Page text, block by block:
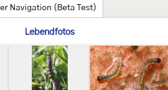
Navigation (Beta Test)
Lebendfotos